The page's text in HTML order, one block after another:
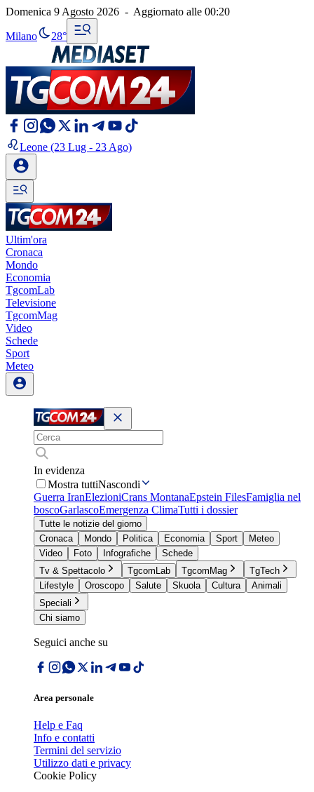
Domenica 9 Agosto 2026 - Aggiornato alle 00:20
Milano 28°
Leone (23 Lug - 23 Ago)
Ultim'ora
Cronaca
Mondo
Economia
TgcomLab
Televisione
TgcomMag
Video
Schede
Sport
Meteo
In evidenza
Mostra tuttiNascondi
Guerra IranElezioniCrans MontanaEpstein FilesFamiglia nel
boscoGarlascoEmergenza ClimaTutti i dossier
Tutte le notizie del giorno
Cronaca
Mondo Politica Economia Sport
Meteo
Video
Foto Infografiche
Schede
Tv & Spettacolo
TgcomLab TgcomMag
TgTech
Lifestyle
Oroscopo Salute Skuola Cultura
Animali
Speciali
Chi siamo
Seguici anche su
Area personale
Help e Faq
Info e contatti
Termini del servizio
Utilizzo dati e privacy
Cookie Policy